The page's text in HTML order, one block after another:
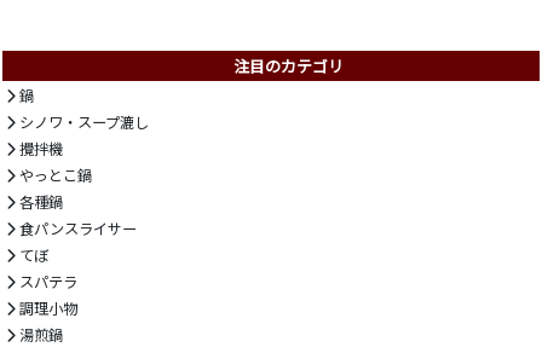
注目のカテゴリ
鍋
シノワ・スープ漉し
攪拌機
やっとこ鍋
各種鍋
食パンスライサー
てぼ
スパテラ
調理小物
湯煎鍋